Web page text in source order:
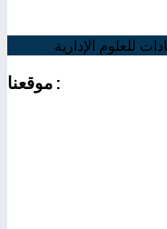
للعلوم الإدارية
: